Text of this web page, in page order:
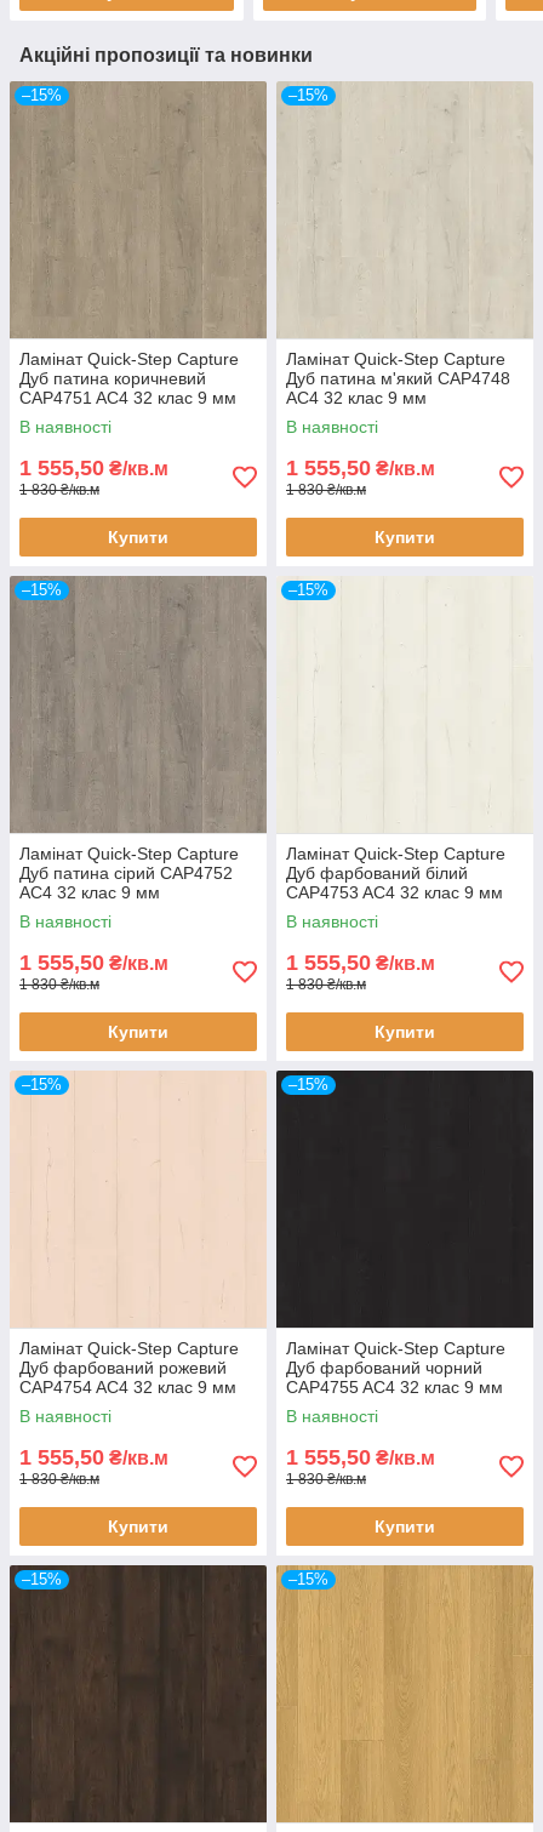
Акційні пропозиції та новинки
–15%
Ламінат Quick-Step Capture
Дуб патина коричневий
CAP4751 AC4 32 клас 9 мм
водостійкий широка дошка з
фаскою
В наявності
1 555,50 ₴/кв.м
1 830 ₴/кв.м
Купити
–15%
Ламінат Quick-Step Capture
Дуб патина м'який CAP4748
AC4 32 клас 9 мм
водостійкий широка дошка з
фаскою
В наявності
1 555,50 ₴/кв.м
1 830 ₴/кв.м
Купити
–15%
Ламінат Quick-Step Capture
Дуб патина сірий CAP4752
AC4 32 клас 9 мм
водостійкий широка дошка з
фаскою
В наявності
1 555,50 ₴/кв.м
1 830 ₴/кв.м
Купити
–15%
Ламінат Quick-Step Capture
Дуб фарбований білий
CAP4753 AC4 32 клас 9 мм
водостійкий широка дошка з
фаскою
В наявності
1 555,50 ₴/кв.м
1 830 ₴/кв.м
Купити
–15%
Ламінат Quick-Step Capture
Дуб фарбований рожевий
CAP4754 AC4 32 клас 9 мм
водостійкий широка дошка з
фаскою
В наявності
1 555,50 ₴/кв.м
1 830 ₴/кв.м
Купити
–15%
Ламінат Quick-Step Capture
Дуб фарбований чорний
CAP4755 AC4 32 клас 9 мм
водостійкий широка дошка з
фаскою
В наявності
1 555,50 ₴/кв.м
1 830 ₴/кв.м
Купити
–15% –15%